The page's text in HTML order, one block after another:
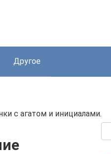
Другое
с агатом и инициалами.